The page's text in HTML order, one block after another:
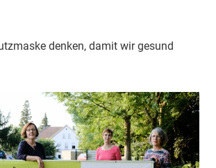
Quante
Allgemein
denken, damit wir gesund